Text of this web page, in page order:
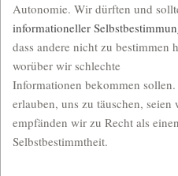
Autonomie. Wir dürften und
informationeller
dass andere nicht zu bestimmen
worüber wir schlechte
Informationen bekommen
erlauben, uns zu täuschen,
empfänden wir zu Recht als
Selbstbestimmtheit.